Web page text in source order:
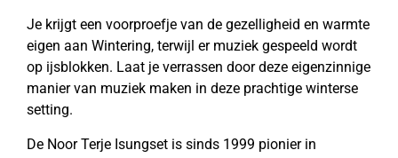
Je krijgt een voorproefje van de gezelligheid en warmte
eigen aan Wintering, terwijl er muziek gespeeld wordt
op ijsblokken. Laat je verrassen door deze eigenzinnige
manier van muziek maken in deze prachtige winterse
setting.
De Noor Terje Isungset is sinds 1999 pionier in